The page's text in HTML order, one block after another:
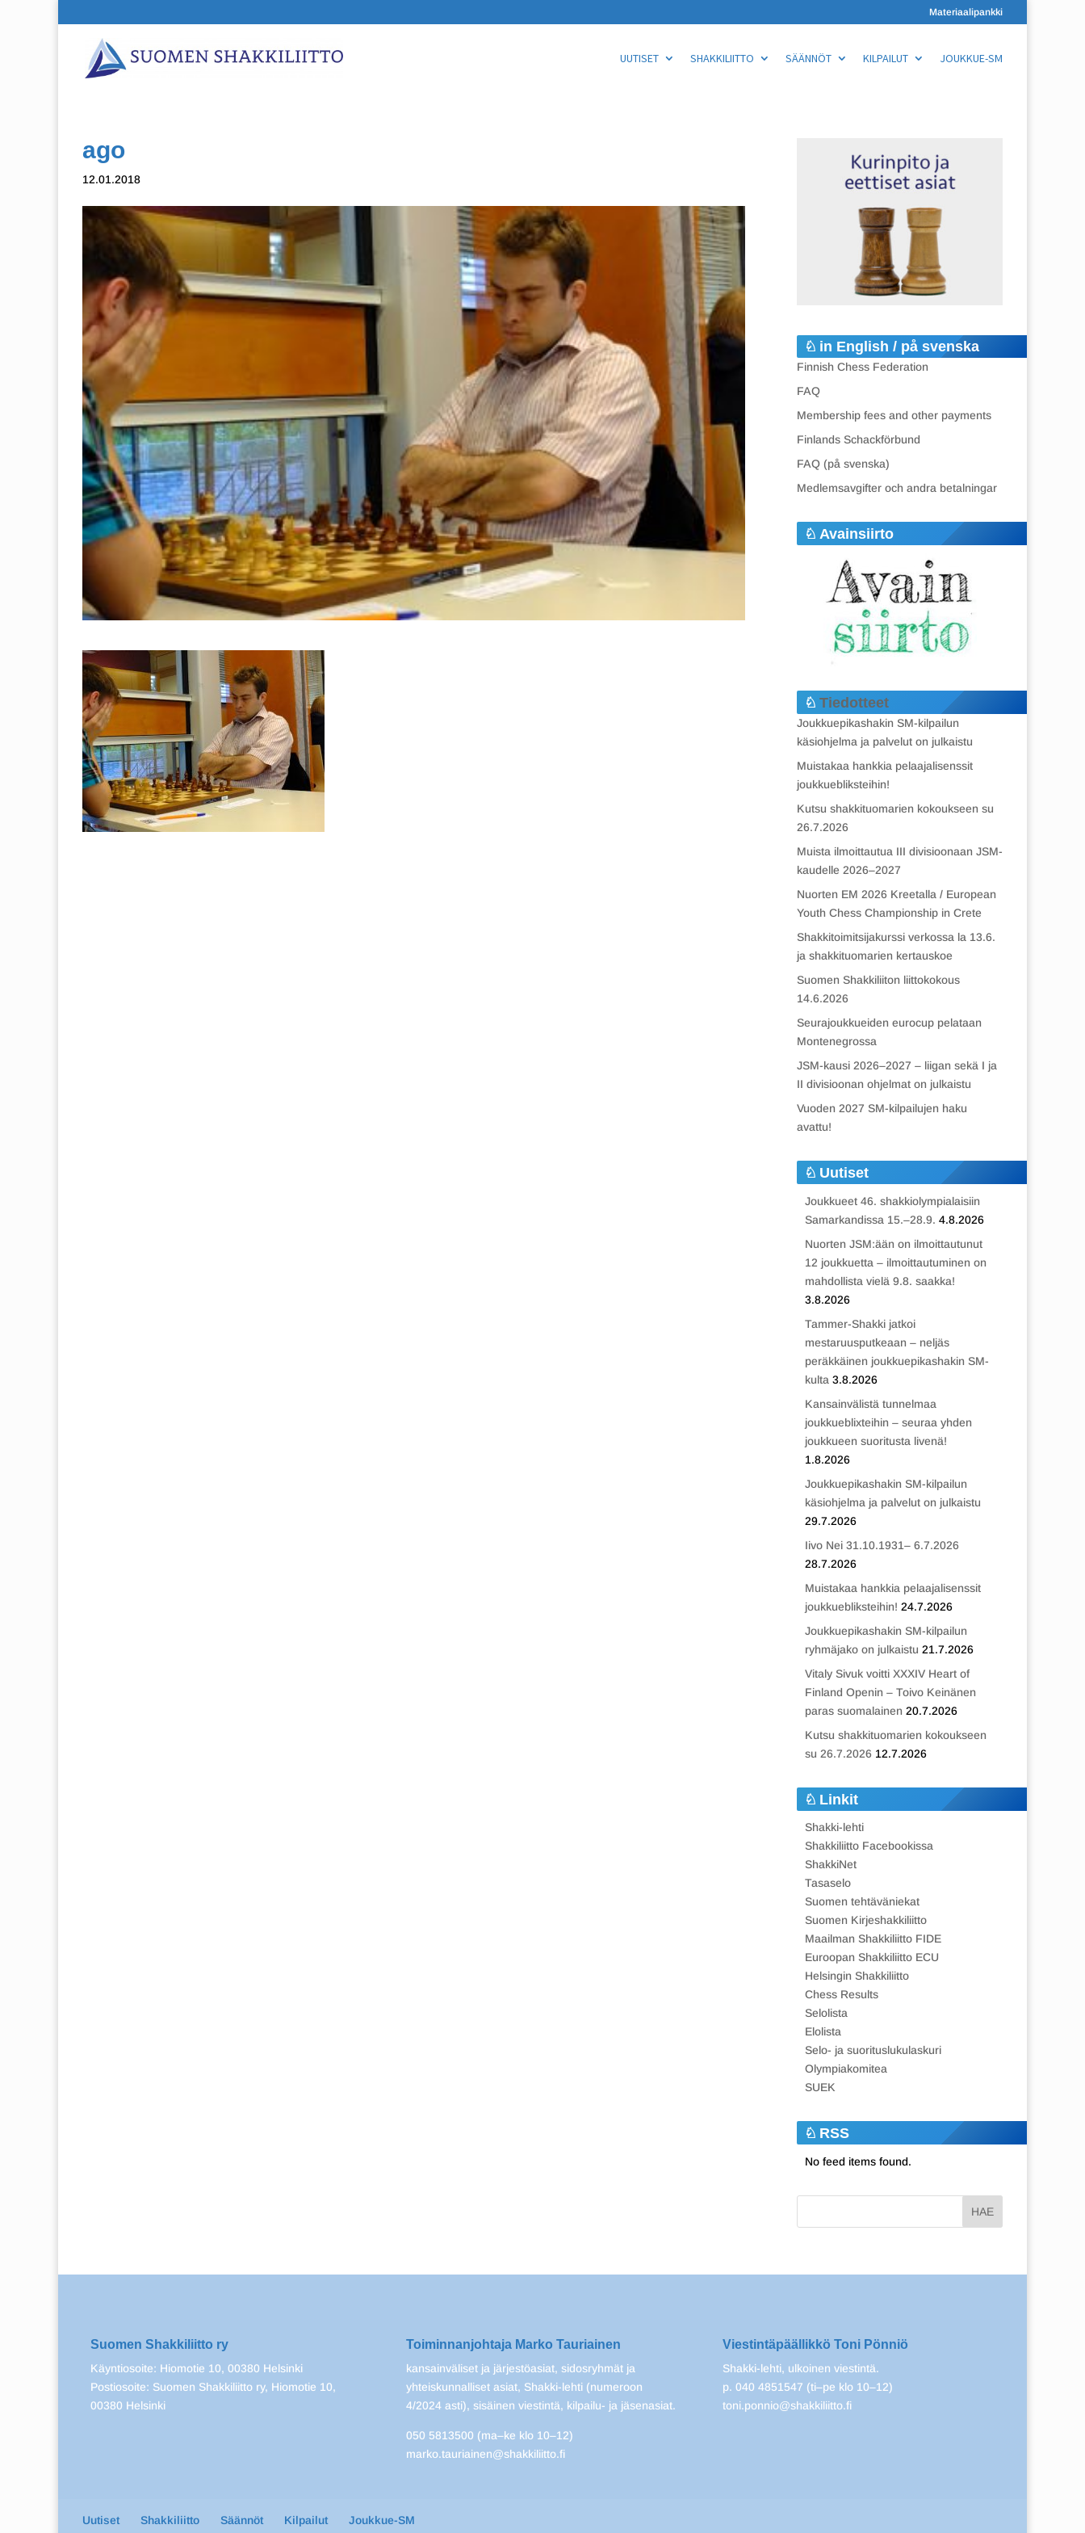
Materiaalipankki
UUTISET SHAKKILIITTO SÄÄNNÖT KILPAILUT JOUKKUE-SM
ago
12.01.2018
in English / på svenska
Finnish Chess Federation
FAQ
Membership fees and other payments
Finlands Schackförbund
FAQ (på svenska)
Medlemsavgifter och andra betalningar
Avainsiirto
Tiedotteet
Joukkuepikashakin SM-kilpailun
käsiohjelma ja palvelut on julkaistu
Muistakaa hankkia pelaajalisenssit
joukkuebliksteihin!
Kutsu shakkituomarien kokoukseen su
26.7.2026
Muista ilmoittautua III divisioonaan JSM-
kaudelle 2026–2027
Nuorten EM 2026 Kreetalla / European
Youth Chess Championship in Crete
Shakkitoimitsijakurssi verkossa la 13.6.
ja shakkituomarien kertauskoe
Suomen Shakkiliiton liittokokous
14.6.2026
Seurajoukkueiden eurocup pelataan
Montenegrossa
JSM-kausi 2026–2027 – liigan sekä I ja
II divisioonan ohjelmat on julkaistu
Vuoden 2027 SM-kilpailujen haku
avattu!
Uutiset
Joukkueet 46. shakkiolympialaisiin
Samarkandissa 15.–28.9. 4.8.2026
Nuorten JSM:ään on ilmoittautunut
12 joukkuetta – ilmoittautuminen on
mahdollista vielä 9.8. saakka!
3.8.2026
Tammer-Shakki jatkoi
mestaruusputkeaan – neljäs
peräkkäinen joukkuepikashakin SM-
kulta 3.8.2026
Kansainvälistä tunnelmaa
joukkueblixteihin – seuraa yhden
joukkueen suoritusta livenä!
1.8.2026
Joukkuepikashakin SM-kilpailun
käsiohjelma ja palvelut on julkaistu
29.7.2026
Iivo Nei 31.10.1931– 6.7.2026
28.7.2026
Muistakaa hankkia pelaajalisenssit
joukkuebliksteihin! 24.7.2026
Joukkuepikashakin SM-kilpailun
ryhmäjako on julkaistu 21.7.2026
Vitaly Sivuk voitti XXXIV Heart of
Finland Openin – Toivo Keinänen
paras suomalainen 20.7.2026
Kutsu shakkituomarien kokoukseen
su 26.7.2026 12.7.2026
Linkit
Shakki-lehti
Shakkiliitto Facebookissa
ShakkiNet
Tasaselo
Suomen tehtäväniekat
Suomen Kirjeshakkiliitto
Maailman Shakkiliitto FIDE
Euroopan Shakkiliitto ECU
Helsingin Shakkiliitto
Chess Results
Selolista
Elolista
Selo- ja suorituslukulaskuri
Olympiakomitea
SUEK
RSS
No feed items found.
Suomen Shakkiliitto ry
Käyntiosoite: Hiomotie 10, 00380 Helsinki
Postiosoite: Suomen Shakkiliitto ry, Hiomotie 10,
00380 Helsinki
Toiminnanjohtaja Marko Tauriainen
kansainväliset ja järjestöasiat, sidosryhmät ja
yhteiskunnalliset asiat, Shakki-lehti (numeroon
4/2024 asti), sisäinen viestintä, kilpailu- ja jäsenasiat.
050 5813500 (ma–ke klo 10–12)
marko.tauriainen@shakkiliitto.fi
Viestintäpäällikkö Toni Pönniö
Shakki-lehti, ulkoinen viestintä.
p. 040 4851547 (ti–pe klo 10–12)
toni.ponnio@shakkiliitto.fi
Uutiset Shakkiliitto Säännöt Kilpailut Joukkue-SM